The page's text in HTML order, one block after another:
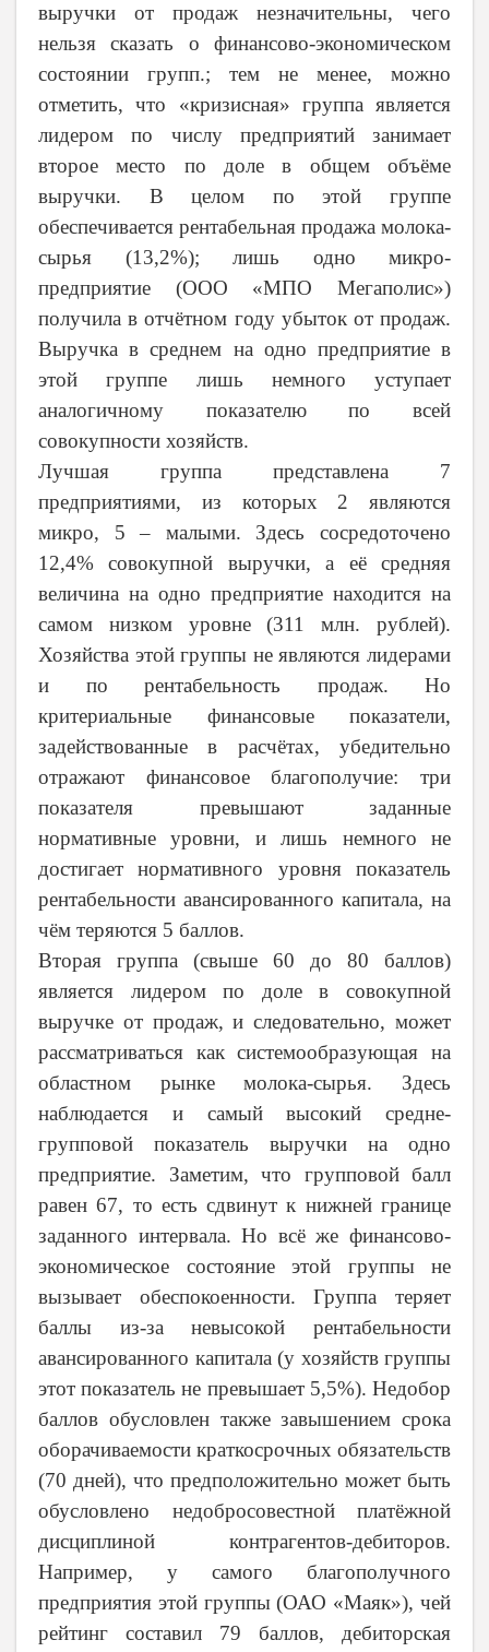
выручки от продаж незначительны, чего
нельзя сказать о финансово-экономическом
состоянии групп.; тем не менее, можно
отметить, что «кризисная» группа является
лидером по числу предприятий занимает
второе место по доле в общем объёме
выручки. В целом по этой группе
обеспечивается рентабельная продажа молока-
сырья (13,2%); лишь одно микро-
предприятие (ООО «МПО Мегаполис»)
получила в отчётном году убыток от продаж.
Выручка в среднем на одно предприятие в
этой группе лишь немного уступает
аналогичному показателю по всей
совокупности хозяйств.
Лучшая группа представлена 7
предприятиями, из которых 2 являются
микро, 5 – малыми. Здесь сосредоточено
12,4% совокупной выручки, а её средняя
величина на одно предприятие находится на
самом низком уровне (311 млн. рублей).
Хозяйства этой группы не являются лидерами
и по рентабельность продаж. Но
критериальные финансовые показатели,
задействованные в расчётах, убедительно
отражают финансовое благополучие: три
показателя превышают заданные
нормативные уровни, и лишь немного не
достигает нормативного уровня показатель
рентабельности авансированного капитала, на
чём теряются 5 баллов.
Вторая группа (свыше 60 до 80 баллов)
является лидером по доле в совокупной
выручке от продаж, и следовательно, может
рассматриваться как системообразующая на
областном рынке молока-сырья. Здесь
наблюдается и самый высокий средне-
групповой показатель выручки на одно
предприятие. Заметим, что групповой балл
равен 67, то есть сдвинут к нижней границе
заданного интервала. Но всё же финансово-
экономическое состояние этой группы не
вызывает обеспокоенности. Группа теряет
баллы из-за невысокой рентабельности
авансированного капитала (у хозяйств группы
этот показатель не превышает 5,5%). Недобор
баллов обусловлен также завышением срока
оборачиваемости краткосрочных обязательств
(70 дней), что предположительно может быть
обусловлено недобросовестной платёжной
дисциплиной контрагентов-дебиторов.
Например, у самого благополучного
предприятия этой группы (ОАО «Маяк»), чей
рейтинг составил 79 баллов, дебиторская